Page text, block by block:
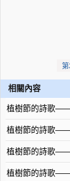
相關內容
植樹節的詩歌——
植樹節的詩歌——
植樹節的詩歌——
植樹節的詩歌——